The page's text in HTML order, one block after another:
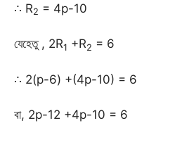
∴ R2 = 4p-10
যেহেতু , 2R1 +R2 = 6
∴ 2(p-6) +(4p-10) = 6
বা, 2p-12 +4p-10 = 6